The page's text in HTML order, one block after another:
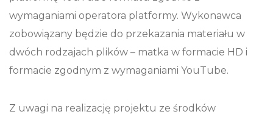
wymaganiami operatora platformy. Wykonawca
zobowiązany będzie do przekazania materiału w
dwóch rodzajach plików – matka w formacie HD i
formacie zgodnym z wymaganiami YouTube.
Z uwagi na realizację projektu ze środków